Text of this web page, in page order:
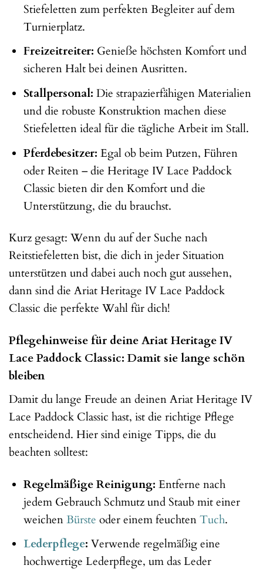
Stiefeletten zum perfekten Begleiter auf dem
Turnierplatz.
Freizeitreiter: Genieße höchsten Komfort und
sicheren Halt bei deinen Ausritten.
Stallpersonal: Die strapazierfähigen Materialien
und die robuste Konstruktion machen diese
Stiefeletten ideal für die tägliche Arbeit im Stall.
Pferdebesitzer: Egal ob beim Putzen, Führen
oder Reiten – die Heritage IV Lace Paddock
Classic bieten dir den Komfort und die
Unterstützung, die du brauchst.
Kurz gesagt: Wenn du auf der Suche nach
Reitstiefeletten bist, die dich in jeder Situation
unterstützen und dabei auch noch gut aussehen,
dann sind die Ariat Heritage IV Lace Paddock
Classic die perfekte Wahl für dich!
Pflegehinweise für deine Ariat Heritage IV
Lace Paddock Classic: Damit sie lange schön
bleiben
Damit du lange Freude an deinen Ariat Heritage IV
Lace Paddock Classic hast, ist die richtige Pflege
entscheidend. Hier sind einige Tipps, die du
beachten solltest:
Regelmäßige Reinigung: Entferne nach
jedem Gebrauch Schmutz und Staub mit einer
weichenBürste oder einem feuchtenTuch.
Lederpflege: Verwende regelmäßig eine
hochwertige Lederpflege, um das Leder